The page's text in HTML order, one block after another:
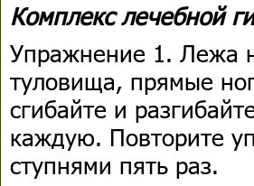
Комплекс лечебной
Упражнение 1. Лежа
туловища, прямые
сгибайте и
каждую. Повторите
ступнями пять раз.